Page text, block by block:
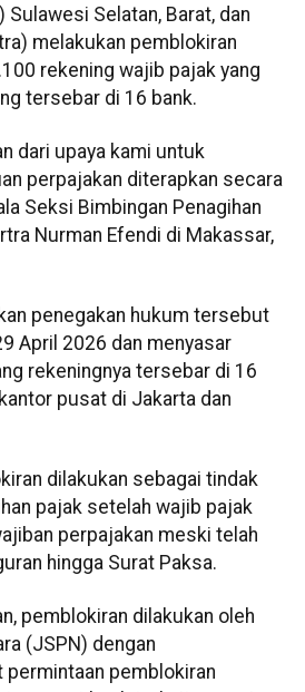
Sulawesi Selatan, Barat, dan
melakukan pemblokiran
rekening wajib pajak yang
tersebar di 16 bank.
dari upaya kami untuk
perpajakan diterapkan secara
Seksi Bimbingan Penagihan
Nurman Efendi di Makassar,
penegakan hukum tersebut
April 2026 dan menyasar
rekeningnya tersebar di 16
pusat di Jakarta dan
dilakukan sebagai tindak
pajak setelah wajib pajak
perpajakan meski telah
hingga Surat Paksa.
pemblokiran dilakukan oleh
(JSPN) dengan
permintaan pemblokiran